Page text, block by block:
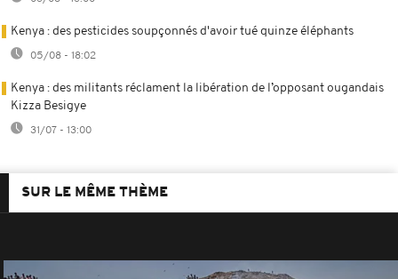
Kenya : des pesticides soupçonnés d'avoir tué quinze éléphants
05/08 - 18:02
Kenya : des militants réclament la libération de l’opposant ougandais
Kizza Besigye
31/07 - 13:00
SUR LE MÊME THÈME